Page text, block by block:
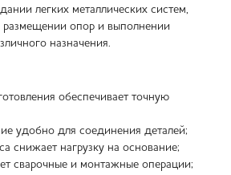
легких металлических систем,
размещении опор и выполнении
назначения.
обеспечивает точную
удобно для соединения деталей;
снижает нагрузку на основание;
сварочные и монтажные операции;